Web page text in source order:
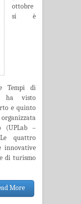
ottobre
si è
Tempi di
ha visto
e quinto
(UPLab –
quattro
innovative
di turismo
More